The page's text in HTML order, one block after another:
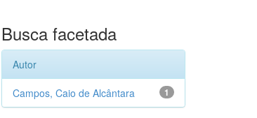
Busca facetada
Autor
1
Campos, Caio de Alcântara